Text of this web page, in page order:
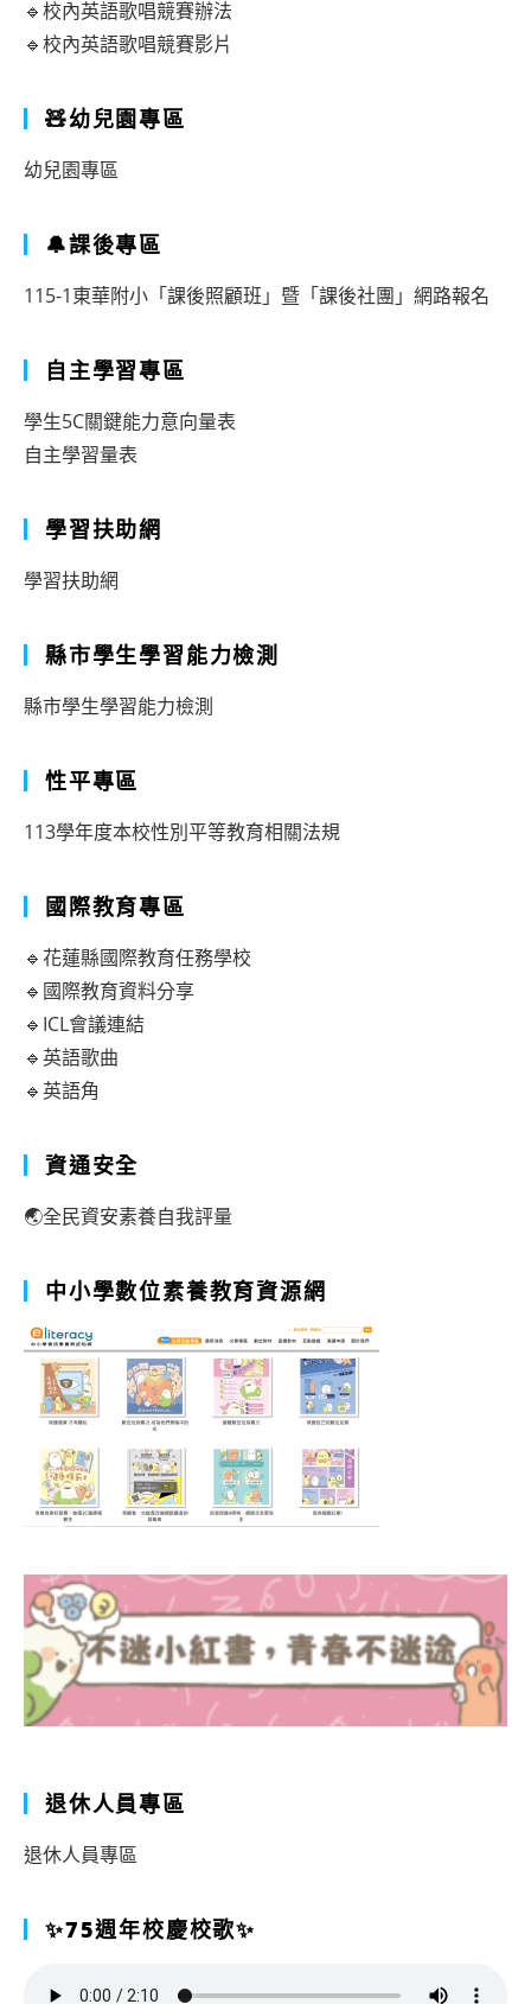
🔹校內英語歌唱競賽辦法
🔹校內英語歌唱競賽影片
🧸幼兒園專區
幼兒園專區
🔔課後專區
115-1東華附小「課後照顧班」暨「課後社團」網路報名
自主學習專區
學生5C關鍵能力意向量表
自主學習量表
學習扶助網
學習扶助網
縣市學生學習能力檢測
縣市學生學習能力檢測
性平專區
113學年度本校性別平等教育相關法規
國際教育專區
🔹花蓮縣國際教育任務學校
🔹國際教育資料分享
🔹ICL會議連結
🔹英語歌曲
🔹英語角
資通安全
🌏全民資安素養自我評量
中小學數位素養教育資源網
退休人員專區
退休人員專區
✨75週年校慶校歌✨